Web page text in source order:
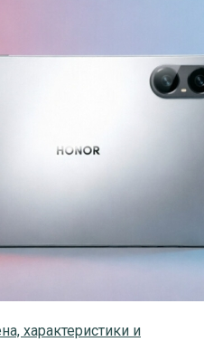
характеристики и